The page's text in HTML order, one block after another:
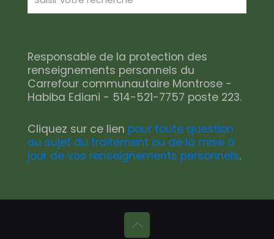
Responsable de la protection des
renseignements personnels du
Carrefour communautaire Montrose -
Habiba Ediani - 514-521-7757 poste 223.
Cliquez sur ce lien pour toute question
au sujet du traitement ou de la mise à
jour de vos renseignements personnels.